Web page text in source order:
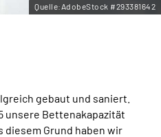
Quelle:AdobeStock #293381642
gebaut und saniert.
unsere Bettenakapazität
diesem Grund haben wir